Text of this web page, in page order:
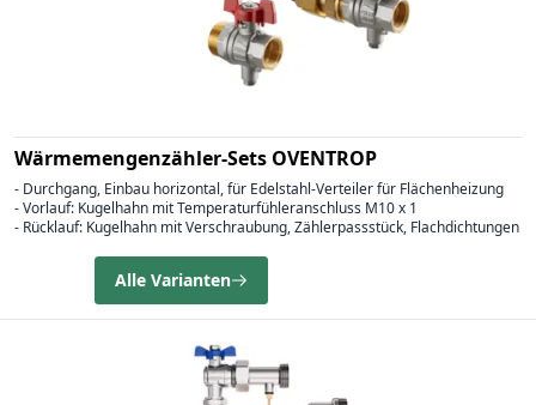
Wärmemengenzähler-Sets OVENTROP
- Durchgang, Einbau horizontal, für Edelstahl-Verteiler für Flächenheizung
- Vorlauf: Kugelhahn mit Temperaturfühleranschluss M10 x 1
- Rücklauf: Kugelhahn mit Verschraubung, Zählerpassstück, Flachdichtungen
Alle Varianten